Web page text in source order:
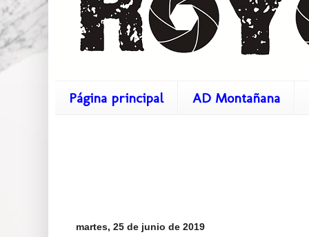
Página principal AD Montañana
martes, 25 de junio de 2019